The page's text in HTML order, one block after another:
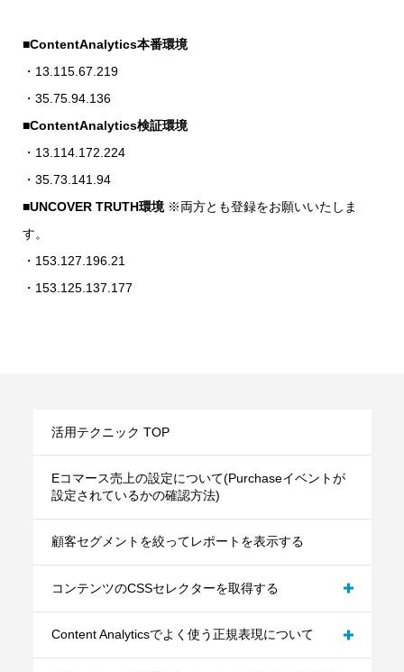
■ContentAnalytics本番環境
・13.115.67.219
・35.75.94.136
■ContentAnalytics検証環境
・13.114.172.224
・35.73.141.94
■UNCOVER TRUTH環境※両方とも登録をお願いいたしま
す。
・153.127.196.21
・153.125.137.177
活用テクニック TOP
Eコマース売上の設定について(Purchaseイベントが
設定されているかの確認方法)
顧客セグメントを絞ってレポートを表示する
コンテンツのCSSセレクターを取得する
パターンＡ：JavaScriptを記述して任意のカスタ
ムイベントをゴールとして設定する
Content Analyticsでよく使う正規表現について